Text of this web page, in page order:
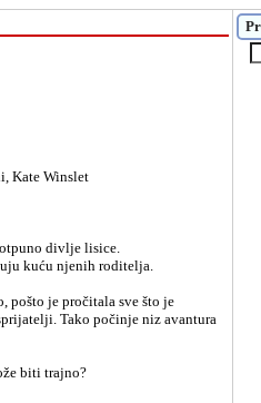
Kate Winslet
divlje lisice.
kuću njenih roditelja.
je pročitala sve što je
Tako počinje niz avantura
biti trajno?